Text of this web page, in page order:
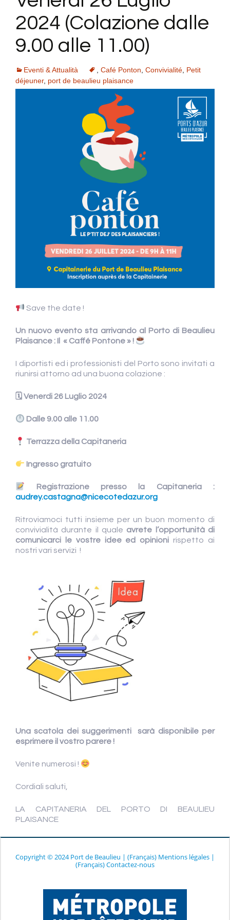
2024 (Colazione dalle
9.00 alle 11.00)
Eventi & Attualità Café Ponton Convivialité Petit
déjeuner, port de beaulieu plaisance
Save the date !
Un nuovo evento sta arrivando al Porto di Beaulieu
Plaisance : Il « Caffé Pontone » !
I diportisti ed i professionisti del Porto sono invitati a
riunirsi attorno ad una buona colazione :
🗓 Venerdi 26 Luglio 2024
Dalle 9.00 alle 11.00
Terrazza della Capitaneria
Ingresso gratuito
Registrazione presso la Capitaneria :
audrey.castagna@nicecotedazur.org
Ritroviamoci tutti insieme per un buon momento di
convivialità durante il quale avrete l’opportunità di
comunicarci le vostre idee ed opinioni rispetto ai
nostri vari servizi !
Una scatola dei suggerimenti sarà disponibile per
esprimere il vostro parere !
Venite numerosi !
Cordiali saluti,
LA CAPITANERIA DEL PORTO DI BEAULIEU
PLAISANCE
Copyright © 2024 Port de Beaulieu | (Français) Mentions légales |
(Français) Contactez-nous